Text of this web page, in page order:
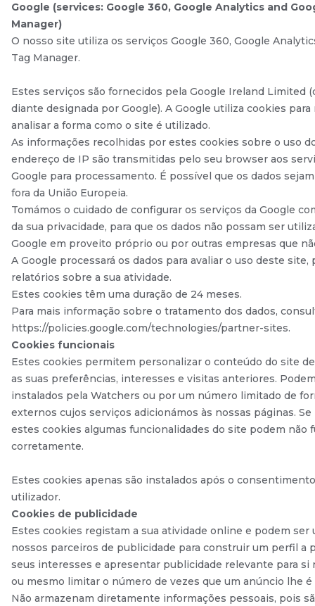
Google (services: Google 360, Google Analytics and
Manager)
O nosso site utiliza os serviços Google 360, Google
Tag Manager.
Estes serviços são fornecidos pela Google Ireland Limited
diante designada por Google). A Google utiliza cookies para
analisar a forma como o site é utilizado.
As informações recolhidas por estes cookies sobre o uso
endereço de IP são transmitidas pelo seu browser aos
Google para processamento. É possível que os dados
fora da União Europeia.
Tomámos o cuidado de configurar os serviços da Google
da sua privacidade, para que os dados não possam ser
Google em proveito próprio ou por outras empresas que
A Google processará os dados para avaliar o uso deste site,
relatórios sobre a sua atividade.
Estes cookies têm uma duração de 24 meses.
Para mais informação sobre o tratamento dos dados,
https://policies.google.com/technologies/partner-sites.
Cookies funcionais
Estes cookies permitem personalizar o conteúdo do site
as suas preferências, interesses e visitas anteriores.
instalados pela Watchers ou por um número limitado de
externos cujos serviços adicionámos às nossas páginas.
estes cookies algumas funcionalidades do site podem não
corretamente.
Estes cookies apenas são instalados após o
utilizador.
Cookies de publicidade
Estes cookies registam a sua atividade online e podem ser
nossos parceiros de publicidade para construir um perfil a
seus interesses e apresentar publicidade relevante para si
ou mesmo limitar o número de vezes que um anúncio lhe é
Não armazenam diretamente informações pessoais, pois